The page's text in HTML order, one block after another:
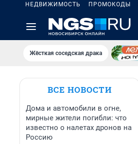
НЕДВИЖИМОСТЬ ПРОМОКОДЫ
Жёсткая соседская драка
ВСЕ НОВОСТИ
Дома и автомобили в огне,
мирные жители погибли: что
известно о налетах дронов на
Россию